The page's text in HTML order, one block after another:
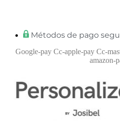
Métodos de pago
Google-pay Cc-apple-pay Cc-
amazon-